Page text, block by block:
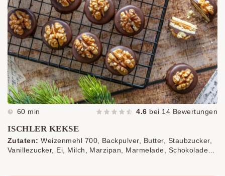
60 min 4.6 bei 14 Bewertungen
ISCHLER KEKSE
Zutaten: Weizenmehl 700, Backpulver, Butter, Staubzucker,
Vanillezucker, Ei, Milch, Marzipan, Marmelade, Schokolade,